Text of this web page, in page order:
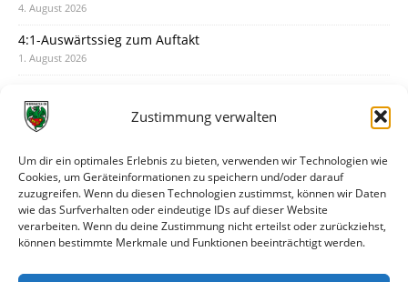
Zustimmung verwalten
Um dir ein optimales Erlebnis zu bieten, verwenden wir Technologien wie
Cookies, um Geräteinformationen zu speichern und/oder darauf
zuzugreifen. Wenn du diesen Technologien zustimmst, können wir Daten
wie das Surfverhalten oder eindeutige IDs auf dieser Website
verarbeiten. Wenn du deine Zustimmung nicht erteilst oder zurückziehst,
können bestimmte Merkmale und Funktionen beeinträchtigt werden.
4. August 2026
4:1-Auswärtssieg zum Auftakt
1. August 2026
31. Juli 2026
30. Juli 2026
Deine Spielminute: 89+1
28. Juli 2026
Neuer Rückensponsor